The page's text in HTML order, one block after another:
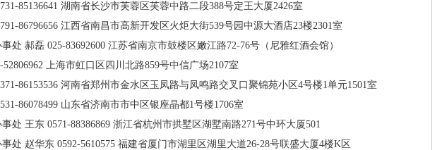
85136641 湖南省长沙市芙蓉区芙蓉中路二段388号定王大厦2426室
86796656 江西省南昌市高新开发区火炬大街539号园中源大酒店23楼2301室
处 郝磊 025-83692600 江苏省南京市鼓楼区嫩江路72-76号（尼雅红酒会馆）
52806962 上海市虹口区四川北路859号中信广场2107室
86153536 河南省郑州市金水区玉凤路与凤鸣路交叉口聚锦苑小区4号楼1单元1501室
86078499 山东省济南市市中区银座晶都1号楼1706室
处 王东 0571-88386869 浙江省杭州市拱墅区湖墅南路271号中环大厦501
事处 赵华东 0592-5610575 福建省厦门市湖里区湖里大道26-28号联盛大厦4楼K区